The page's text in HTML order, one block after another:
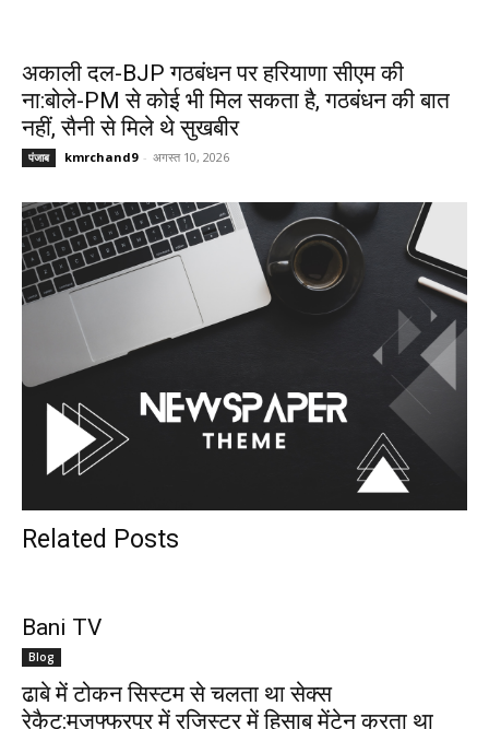
अकाली दल-BJP गठबंधन पर हरियाणा सीएम की
ना:बोले-PM से कोई भी मिल सकता है, गठबंधन की बात
नहीं, सैनी से मिले थे सुखबीर
पंजाब kmrchand9 - अगस्त 10, 2026
Related Posts
Bani TV
Blog
ढाबे में टोकन सिस्टम से चलता था सेक्स
रेकैट:मुजफ्फरपुर में रजिस्टर में हिसाब मेंटेन करता था